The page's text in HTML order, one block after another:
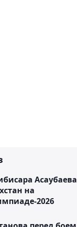
Асаубаева
на
2026